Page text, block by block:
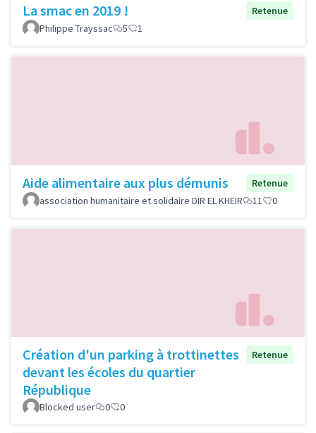
La smac en 2019 !
Retenue
Philippe Trayssac
5 1
Aide alimentaire aux plus démunis
Retenue
association humanitaire et solidaire DIR EL KHEIR
11 0
Création d'un parking à trottinettes
devant les écoles du quartier
République
Retenue
Blocked user 0 0